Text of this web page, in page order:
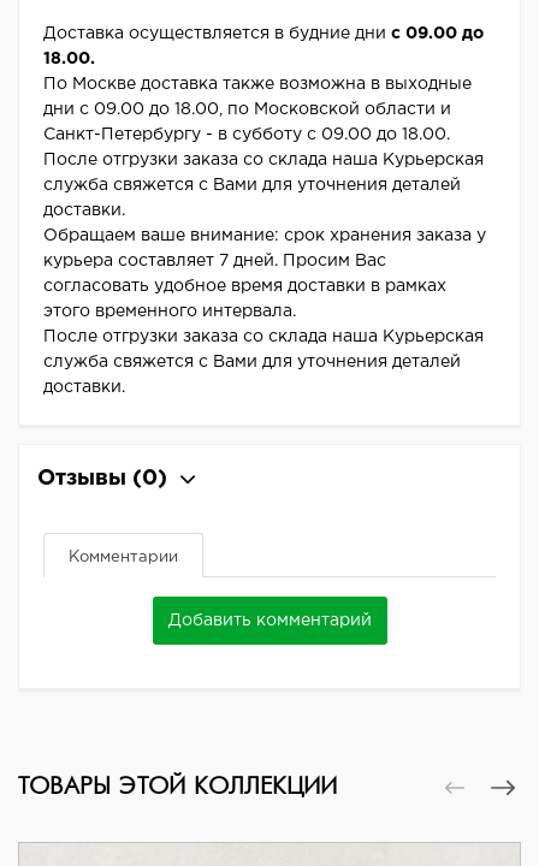
Доставка осуществляется в будние дни с 09.00 до
18.00.
По Москве доставка также возможна в выходные
дни с 09.00 до 18.00, по Московской области и
Санкт-Петербургу - в субботу с 09.00 до 18.00.
После отгрузки заказа со склада наша Курьерская
служба свяжется с Вами для уточнения деталей
доставки.
Обращаем ваше внимание: срок хранения заказа у
курьера составляет 7 дней. Просим Вас
согласовать удобное время доставки в рамках
этого временного интервала.
После отгрузки заказа со склада наша Курьерская
служба свяжется с Вами для уточнения деталей
доставки.
Отзывы (0)
Комментарии
Добавить комментарий
ТОВАРЫ ЭТОЙ КОЛЛЕКЦИИ